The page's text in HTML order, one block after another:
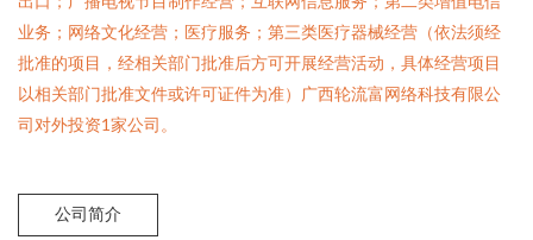
业务；网络文化经营；医疗服务；第三类医疗器械经营（依法须经
批准的项目，经相关部门批准后方可开展经营活动，具体经营项目
以相关部门批准文件或许可证件为准）广西轮流富网络科技有限公
司对外投资1家公司。
公司简介